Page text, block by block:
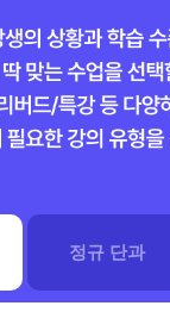
정규 단과